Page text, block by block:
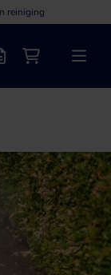
reiniging
Winkelwagen
Menu